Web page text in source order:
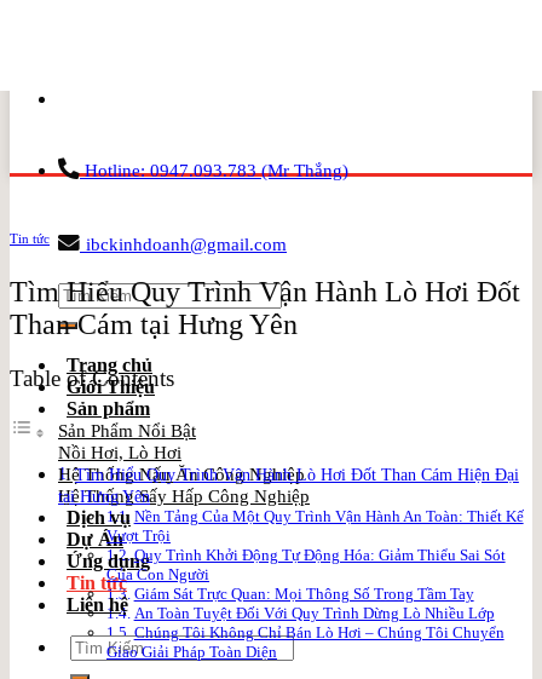
Hotline: 0947.093.783 (Mr Thắng)
ibckinhdoanh@gmail.com
Search
for:
Trang chủ
Giới Thiệu
Sản phẩm
Sản Phẩm Nổi Bật
Nồi Hơi, Lò Hơi
Hệ Thống Nấu Ăn Công Nghiệp
Hệ Thống Sấy Hấp Công Nghiệp
Dịch vụ
Dự Án
Ứng dụng
Tin tức
Liên hệ
Search
for:
Tin tức
Tìm Hiểu Quy Trình Vận Hành Lò Hơi Đốt
Than Cám tại Hưng Yên
Table of Contents
Tìm Hiểu Quy Trình Vận Hành Lò Hơi Đốt Than Cám Hiện Đại
tại Hưng Yên
Nền Tảng Của Một Quy Trình Vận Hành An Toàn: Thiết Kế
Vượt Trội
Quy Trình Khởi Động Tự Động Hóa: Giảm Thiểu Sai Sót
Của Con Người
Giám Sát Trực Quan: Mọi Thông Số Trong Tầm Tay
An Toàn Tuyệt Đối Với Quy Trình Dừng Lò Nhiều Lớp
Chúng Tôi Không Chỉ Bán Lò Hơi – Chúng Tôi Chuyển
Giao Giải Pháp Toàn Diện